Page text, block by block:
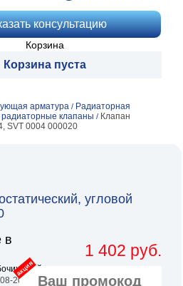
консультацию
Корзина
Корзина пуста
арматура / Радиаторная
радиаторные клапаны / Клапан
SVT 0004 000020
угловой
в
дней.
2026
1 402 руб.
акция